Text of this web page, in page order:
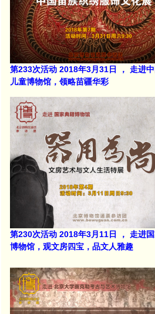
第233次活动 2018年3月31日 ， 走进
儿童博物馆，领略苗疆华彩
第230次活动 2018年3月11日 ， 走进
博物馆，观文房四宝，品文人雅趣